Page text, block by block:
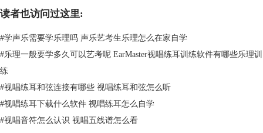
就像下图标示出来的这样。
图4：多利亚调式
读者也访问过这里:
#学声乐需要学乐理吗 声乐艺考生乐理怎么在家自学
#乐理一般要学多久可以艺考呢 EarMaster视唱练耳训练软件有哪些乐理训
练
#视唱练耳和弦连接有哪些 视唱练耳和弦怎么听
#视唱练耳下载什么软件 视唱练耳怎么自学
#视唱音符怎么认识 视唱五线谱怎么看